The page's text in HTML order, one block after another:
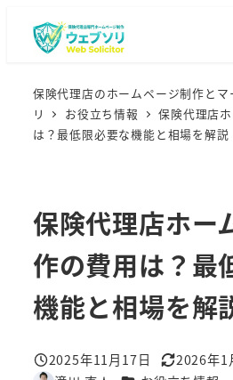
保険代理店のホームページ制作と
リ
お役立ち情報
保険代理店
は？最低限必要な機能と相場を解説
保険代理店ホー
作の費用は？最
機能と相場を解
投稿日
2025年11月17日
更新日
2026年1